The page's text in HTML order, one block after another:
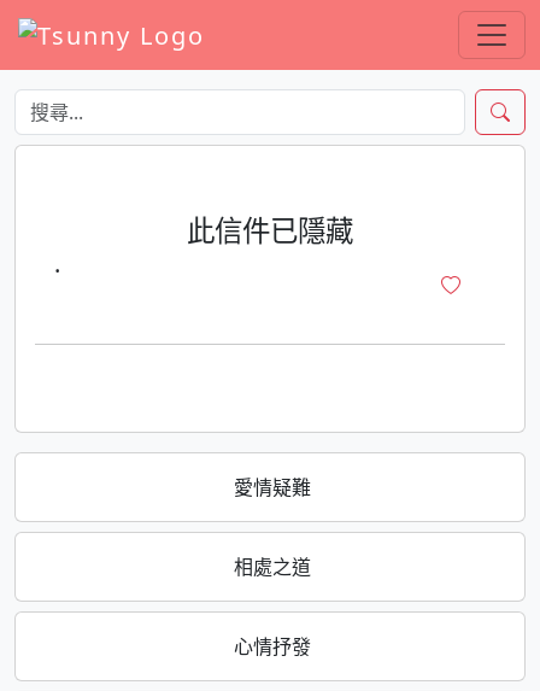
愛情疑難
相處之道
心情抒發
此信件已隱藏
·